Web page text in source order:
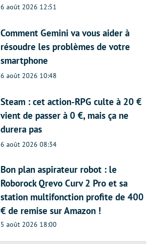
6 août 2026 12:51
Comment Gemini va vous aider à
résoudre les problèmes de votre
smartphone
6 août 2026 10:48
Steam : cet action-RPG culte à 20 €
vient de passer à 0 €, mais ça ne
durera pas
6 août 2026 08:34
Bon plan aspirateur robot : le
Roborock Qrevo Curv 2 Pro et sa
station multifonction profite de 400
€ de remise sur Amazon !
5 août 2026 18:00